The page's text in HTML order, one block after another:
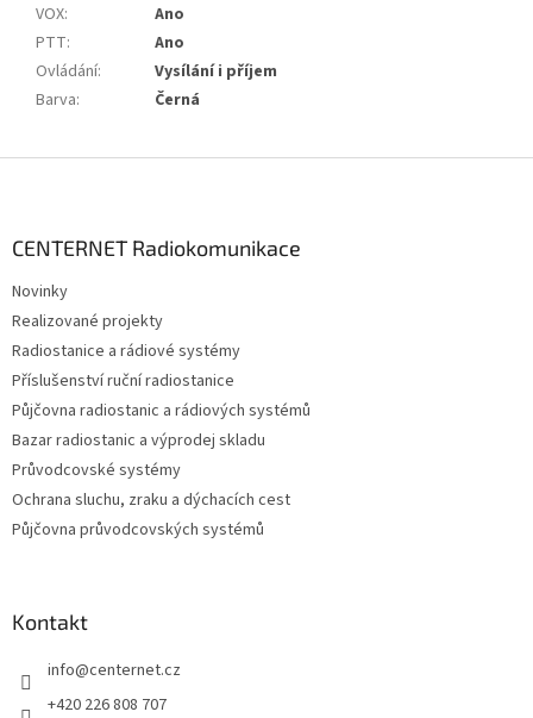
VOX:
Ano
PTT:
Ano
Ovládání:
Vysílání i příjem
Barva: Černá
CENTERNET Radiokomunikace
Novinky
Realizované projekty
Radiostanice a rádiové systémy
Příslušenství ruční radiostanice
Půjčovna radiostanic a rádiových systémů
Bazar radiostanic a výprodej skladu
Průvodcovské systémy
Ochrana sluchu, zraku a dýchacích cest
Půjčovna průvodcovských systémů
Kontakt
info@centernet.cz
+420 226 808 707